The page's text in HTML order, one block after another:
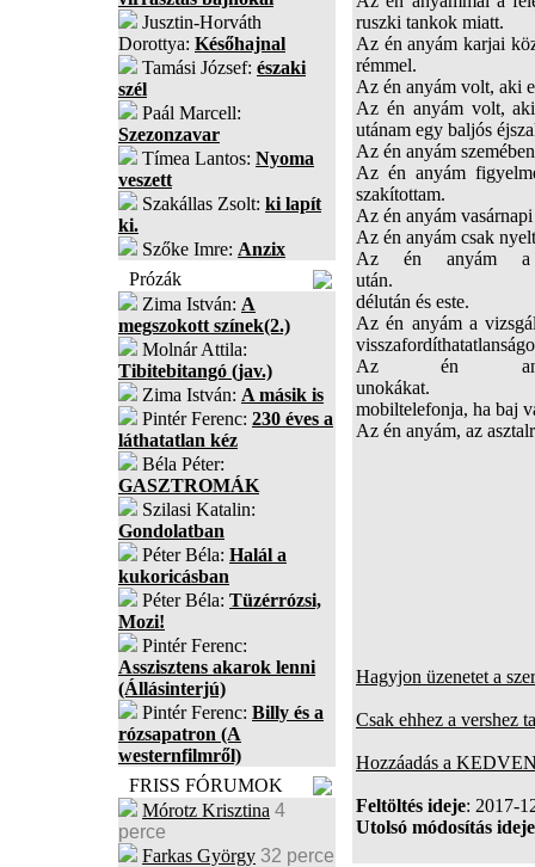
Jusztin-Horváth
Dorottya: Későhajnal
Tamási József: északi
szél
Paál Marcell:
Szezonzavar
Tímea Lantos: Nyoma
veszett
Szakállas Zsolt: ki lapít
ki.
Szőke Imre: Anzix
Prózák
Zima István: A
megszokott színek(2.)
Molnár Attila:
Tibitebitangó (jav.)
Zima István: A másik is
Pintér Ferenc: 230 éves a
láthatatlan kéz
Béla Péter:
GASZTROMÁK
Szilasi Katalin:
Gondolatban
Péter Béla: Halál a
kukoricásban
Péter Béla: Tüzérrózsi,
Mozi!
Pintér Ferenc:
Asszisztens akarok lenni
(Állásinterjú)
Pintér Ferenc: Billy és a
rózsapatron (A
westernfilmről)
FRISS FÓRUMOK
Mórotz Krisztina 4
perce
Farkas György 32 perce
ruszki tankok miatt.
Az én anyám karjai
rémmel.
Az én anyám volt, aki
Az én anyám volt,
utánam egy baljós
Az én anyám
Az én anyám
szakítottam.
Az én anyám
Az én anyám csak
Az én anyám a
után. Az én
délután és este.
Az én anyám a
Az én
mobiltelefonja, ha baj
Az én anyám, az
Hagyjon üzenetet a
Csak ehhez a vershez
Hozzáadás a
Feltöltés ideje: 2017-
Utolsó módosítás ideje